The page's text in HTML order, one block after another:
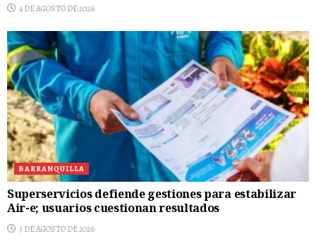
4 DE AGOSTO DE 2026
BARRANQUILLA
Superservicios defiende gestiones para estabilizar
Air-e; usuarios cuestionan resultados
3 DE AGOSTO DE 2026